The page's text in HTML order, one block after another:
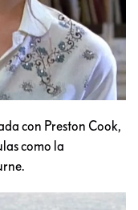
con Preston Cook,
como la